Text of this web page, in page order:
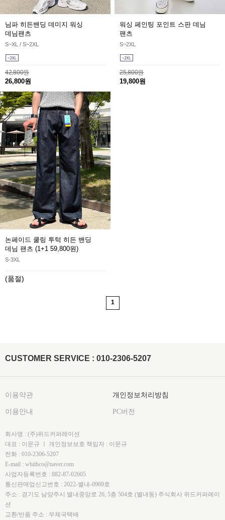
님파 히든밴딩 데미지 워싱
데님팬츠
S~XL / S~2XL
42,800원
26,800원
워싱 페인팅 포인트 스판 데님
팬츠
S~2XL
25,800원
19,800원
논페이드 쿨링 투턱 히든 밴딩
데님 팬츠 (1+1 59,800원)
S-3XL
(품절)
1
CUSTOMER SERVICE : 010-2306-5207
이용약관 개인정보처리방침
이용안내 PC버전
회사명 : (주)위드커퍼레이션
대표 : 이문규 ㅣ 개인정보보호 책임자 : 이문규
전화 : 010-2306-5207
E-mail : whithco@naver.com
사업자등록번호 : 882-87-02605
통신판매업신고번호 : 2022-별내-0969호
주소 : 경기도 남양주시 별내중앙로 26, 5층 504호 (별내동) 주식회사 위드커퍼레이
션
교환/반품 주소 : 우체국택배